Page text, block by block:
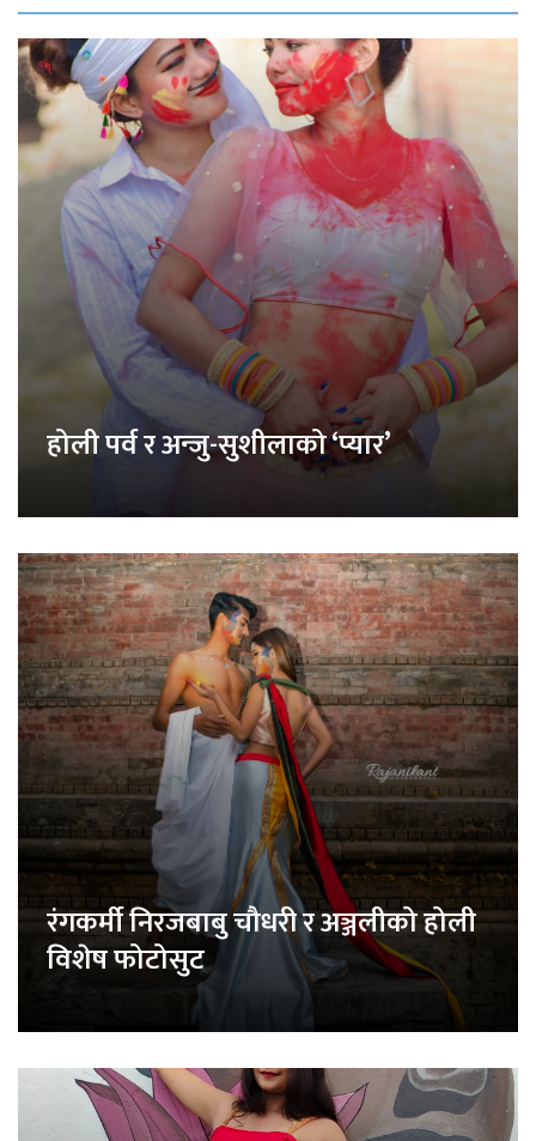
होली पर्व र अन्जु-सुशीलाको ‘प्यार’
रंगकर्मी निरजबाबु चौधरी र अञ्जलीको होली
विशेष फोटोसुट